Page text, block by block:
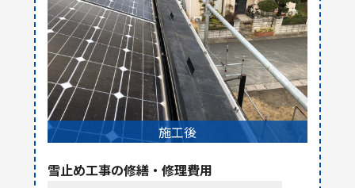
施工後
雪止め工事の修繕・修理費用